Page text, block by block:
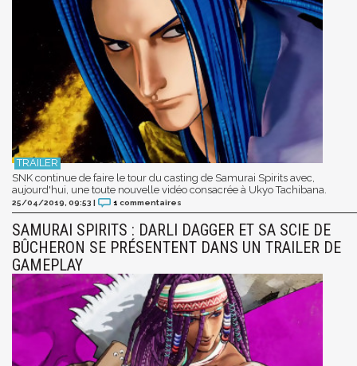
SNK continue de faire le tour du casting de Samurai Spirits avec,
aujourd'hui, une toute nouvelle vidéo consacrée à Ukyo Tachibana.
25/04/2019, 09:53 | 1 commentaires
SAMURAI SPIRITS : DARLI DAGGER ET SA SCIE DE
BÛCHERON SE PRÉSENTENT DANS UN TRAILER DE
GAMEPLAY